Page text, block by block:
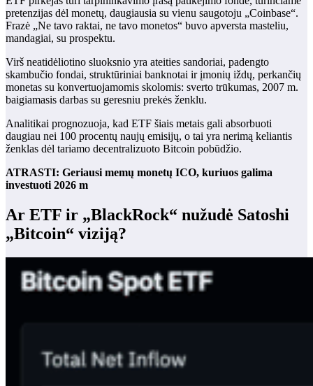
pretenzijas dėl monetų, daugiausia su vienu saugotoju „Coinbase“.
Frazė „Ne tavo raktai, ne tavo monetos“ buvo apversta masteliu,
mandagiai, su prospektu.
Virš neatidėliotino sluoksnio yra ateities sandoriai, padengto
skambučio fondai, struktūriniai banknotai ir įmonių iždų, perkančių
monetas su konvertuojamomis skolomis: sverto trūkumas, 2007 m.
baigiamasis darbas su geresniu prekės ženklu.
Analitikai prognozuoja, kad ETF šiais metais gali absorbuoti
daugiau nei 100 procentų naujų emisijų, o tai yra nerimą keliantis
ženklas dėl tariamo decentralizuoto Bitcoin pobūdžio.
ATRASTI: Geriausi memų monetų ICO, kuriuos galima
investuoti 2026 m
Ar ETF ir „BlackRock“ nužudė Satoshi
„Bitcoin“ viziją?